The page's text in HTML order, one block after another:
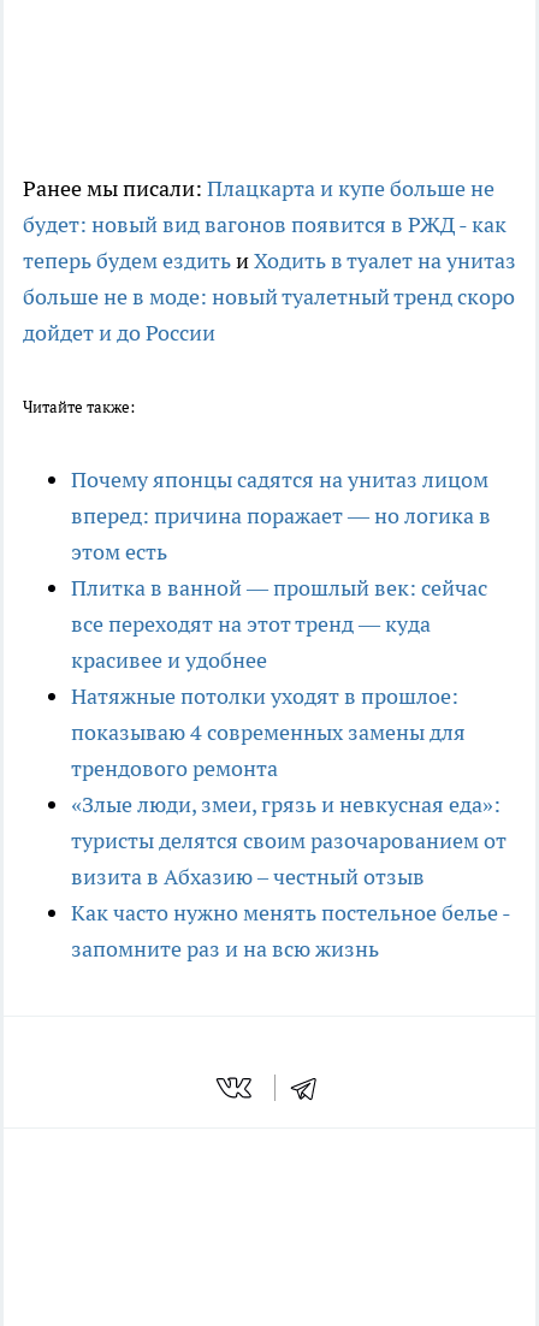
Ранее мы писали: Плацкарта и купе больше не
будет: новый вид вагонов появится в РЖД - как
теперь будем ездитьиХодить в туалет на унитаз
больше не в моде: новый туалетный тренд скоро
дойдет и до России
Читайте также:
Почему японцы садятся на унитаз лицом
вперед: причина поражает — но логика в
этом есть
Плитка в ванной — прошлый век: сейчас
все переходят на этот тренд — куда
красивее и удобнее
Натяжные потолки уходят в прошлое:
показываю 4 современных замены для
трендового ремонта
«Злые люди, змеи, грязь и невкусная еда»:
туристы делятся своим разочарованием от
визита в Абхазию – честный отзыв
Как часто нужно менять постельное белье -
запомните раз и на всю жизнь